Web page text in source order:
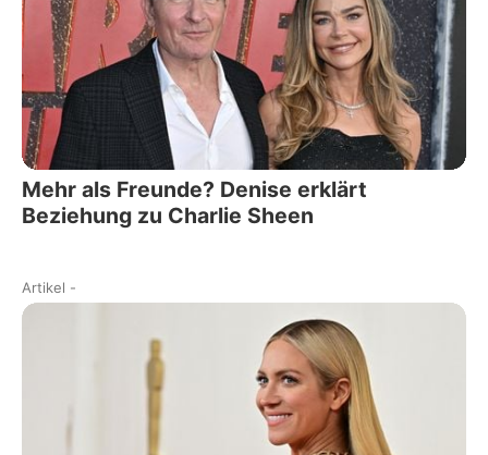
Mehr als Freunde? Denise erklärt
Beziehung zu Charlie Sheen
Artikel -